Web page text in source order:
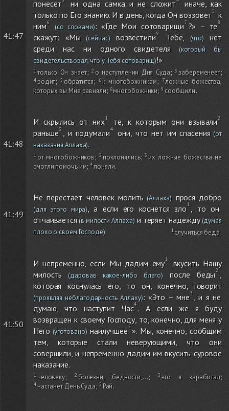
41:47
понесет
ни одна самка и не сложит
иначе, как
только по Его знанию. И в день, когда Он воззовет
к
ним
(со словами): «Где Мои сотоварищи ?» – те
скажут: «Мы (сейчас)возвестили Тебе, (что) нет
среди нас ни одного свидетеля(который бы
свидетельствовал, что у Тебя сотоварищ)!»
только Он знает; о наступлении Дня Суда; забеременеет;
родит; обратится; к многобожникам;
ложные божества,
которых вы Мне равняли; многобожники; сообщили.
41:48
И скрылись от них
те, к которым они взывали
раньше , и подумали они, что нет им спасения(от
наказания Аллаха).
от многобожников; поклонялись;
их ложные божества не
смогли помочь им; поняли.
41:49
Не перестает человек молить(Аллаха) прося добро
(для этого мира) , а если его коснется зло
, то он
отчаивается(в милости Аллаха)и теряет надежду(думая
плохо о своем Господе). случиться беда.
41:50
И непременно, если Мы дадим ему
вкусить Нашу
милость (даровав какое-либо благо) после беды
которая коснулась его, то он, конечно, говорит
(проявляя неблагодарность Аллаху): «Это – мне
, и я не
думаю, что наступит Час . А если же я буду
возвращен к своему Господу, то, конечно, для меня у
Него(уготовано)наилучшее ». Мы, конечно, сообщим
тем, которые стали неверующими, что они
совершили, и непременно дадим им вкусить суровое
наказание.
человеку; болезни, бедности,...; это я заработал;
настанет День Суда; Рай.